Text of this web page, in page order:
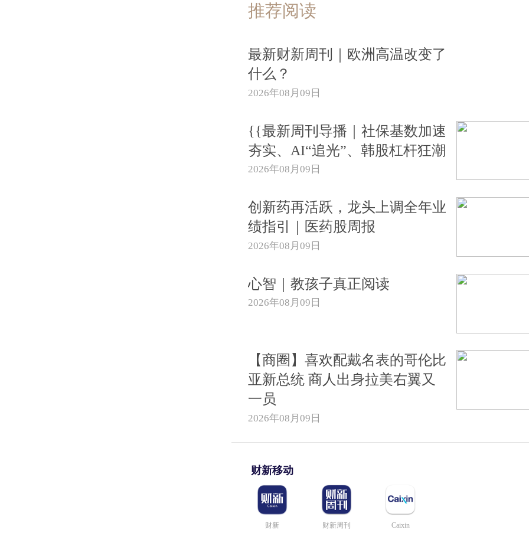
推荐阅读
最新财新周刊｜欧洲高温改变了
什么？
2026年08月09日
{{最新周刊导播｜社保基数加速
夯实、AI“追光”、韩股杠杆狂潮
2026年08月09日
创新药再活跃，龙头上调全年业
绩指引｜医药股周报
2026年08月09日
心智｜教孩子真正阅读
2026年08月09日
【商圈】喜欢配戴名表的哥伦比
亚新总统 商人出身拉美右翼又
一员
2026年08月09日
财新移动
财新 财新周刊 Caixin